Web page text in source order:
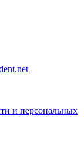
и персональных